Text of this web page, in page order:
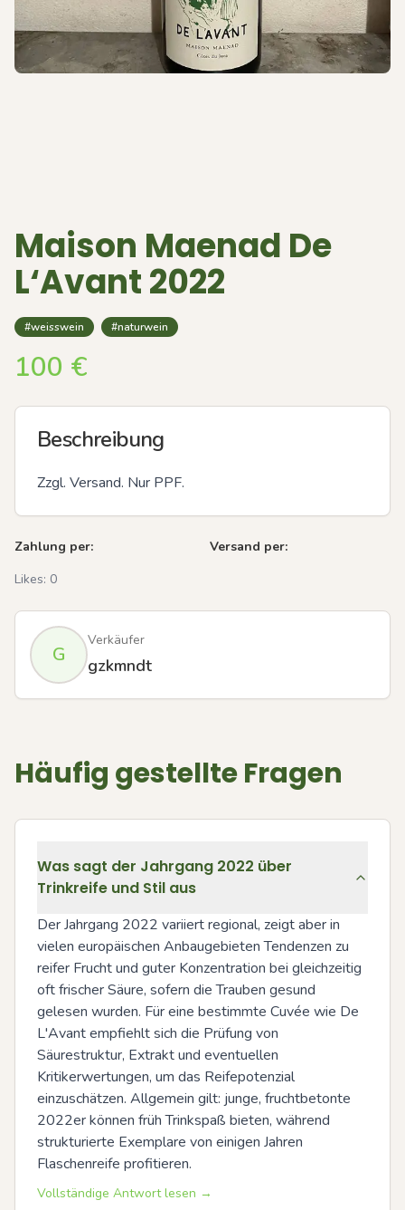
Maison Maenad De
L‘Avant 2022
#weisswein #naturwein
100 €
Beschreibung
Zzgl. Versand. Nur PPF.
Zahlung per:
Versand per:
Likes: 0
G
Verkäufer
gzkmndt
Häufig gestellte Fragen
Was sagt der Jahrgang 2022 über
Trinkreife und Stil aus
Der Jahrgang 2022 variiert regional, zeigt aber in
vielen europäischen Anbaugebieten Tendenzen zu
reifer Frucht und guter Konzentration bei gleichzeitig
oft frischer Säure, sofern die Trauben gesund
gelesen wurden. Für eine bestimmte Cuvée wie De
L'Avant empfiehlt sich die Prüfung von
Säurestruktur, Extrakt und eventuellen
Kritikerwertungen, um das Reifepotenzial
einzuschätzen. Allgemein gilt: junge, fruchtbetonte
2022er können früh Trinkspaß bieten, während
strukturierte Exemplare von einigen Jahren
Flaschenreife profitieren.
Vollständige Antwort lesen →